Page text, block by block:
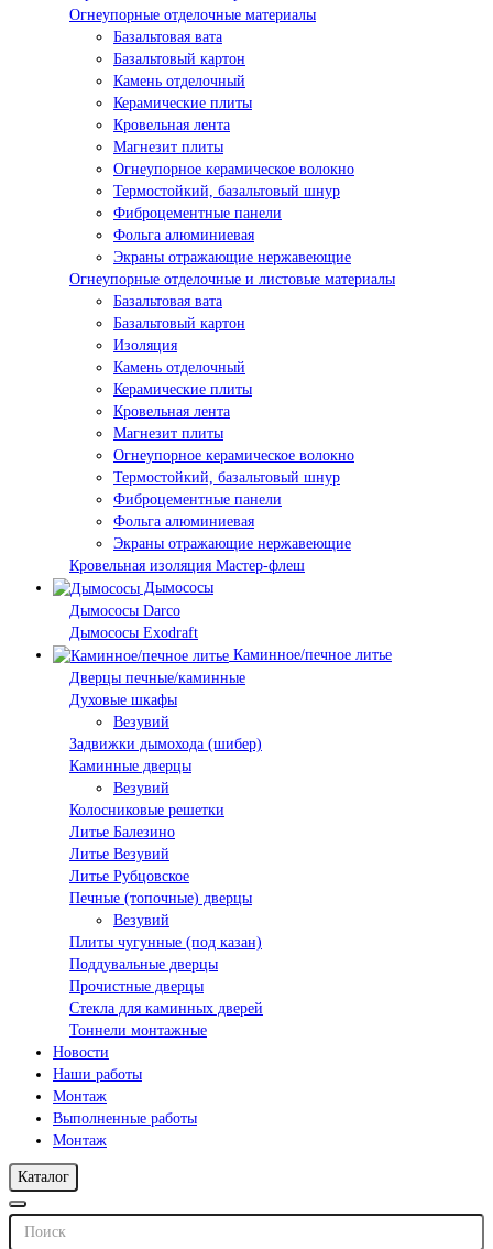
Огнеупорные отделочные материалы
Базальтовая вата
Базальтовый картон
Камень отделочный
Керамические плиты
Кровельная лента
Магнезит плиты
Огнеупорное керамическое волокно
Термостойкий, базальтовый шнур
Фиброцементные панели
Фольга алюминиевая
Экраны отражающие нержавеющие
Огнеупорные отделочные и листовые материалы
Базальтовая вата
Базальтовый картон
Изоляция
Камень отделочный
Керамические плиты
Кровельная лента
Магнезит плиты
Огнеупорное керамическое волокно
Термостойкий, базальтовый шнур
Фиброцементные панели
Фольга алюминиевая
Экраны отражающие нержавеющие
Кровельная изоляция Мастер-флеш
Дымососы
Дымососы Darco
Дымососы Exodraft
Каминное/печное литье
Дверцы печные/каминные
Духовые шкафы
Везувий
Задвижки дымохода (шибер)
Каминные дверцы
Везувий
Колосниковые решетки
Литье Балезино
Литье Везувий
Литье Рубцовское
Печные (топочные) дверцы
Везувий
Плиты чугунные (под казан)
Поддувальные дверцы
Прочистные дверцы
Стекла для каминных дверей
Тоннели монтажные
Новости
Наши работы
Монтаж
Выполненные работы
Монтаж
Каталог